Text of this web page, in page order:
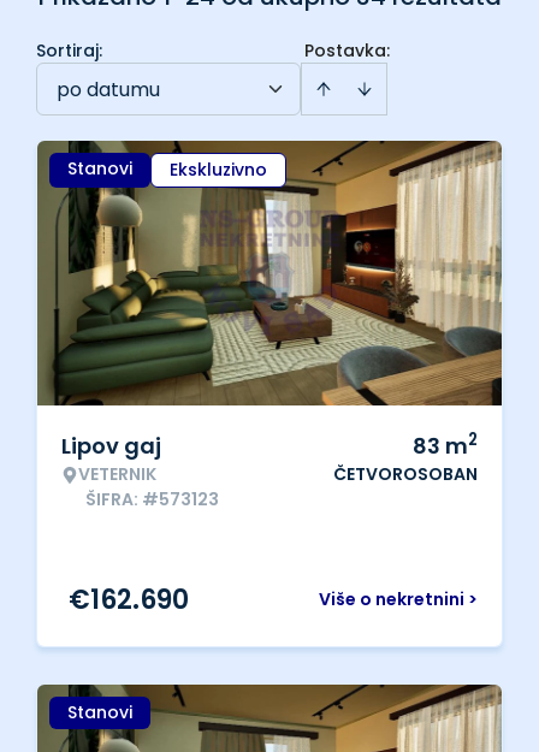
Postavka:
Sortiraj:
po datumu
Stanovi Ekskluzivno
Lipov gaj
VETERNIK
ŠIFRA: #573123
83 m2
ČETVOROSOBAN
Više o nekretnini >
€162.690
Stanovi